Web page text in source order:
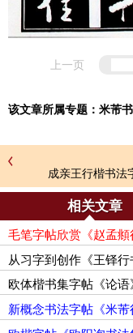
上一页
该文章所属专题： 米芾
成亲王行楷书法
相关文章
毛笔字帖欣赏《赵孟頫
从习字到创作《王铎行
欧体楷书集字帖《论
新概念书法字帖《米芾